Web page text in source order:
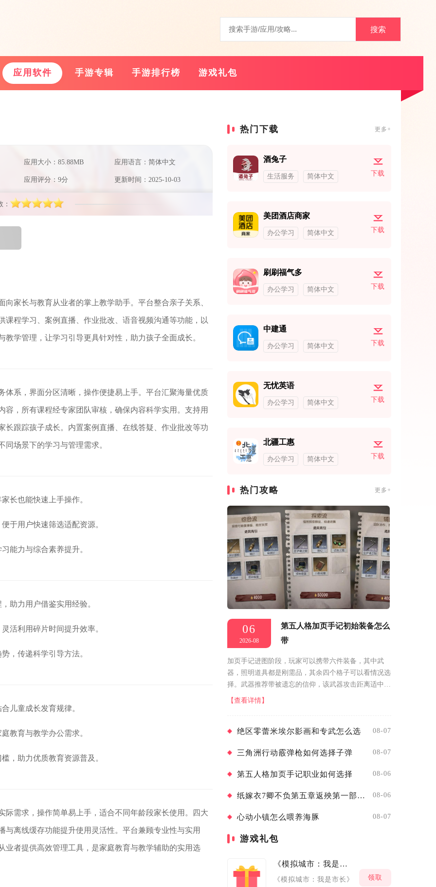
搜索
应用软件 手游专辑 手游排行榜 游戏礼包
应用大小：85.88MB 应用语言：简体中文
应用评分：9分 更新时间：2025-10-03
家长与教育从业者的掌上教学助手。平台整合亲子关系、
程学习、案例直播、作业批改、语音视频沟通等功能，以
学管理，让学习引导更具针对性，助力孩子全面成长。
体系，界面分区清晰，操作便捷易上手。平台汇聚海量优质
，所有课程经专家团队审核，确保内容科学实用。支持用
跟踪孩子成长。内置案例直播、在线答疑、作业批改等功
场景下的学习与管理需求。
长也能快速上手操作。
于用户快速筛选适配资源。
能力与综合素养提升。
助力用户借鉴实用经验。
活利用碎片时间提升效率。
，传递科学引导方法。
儿童成长发育规律。
教育与教学办公需求。
，助力优质教育资源普及。
际需求，操作简单易上手，适合不同年龄段家长使用。四大
离线缓存功能提升使用灵活性。平台兼顾专业性与实用
业者提供高效管理工具，是家庭教育与教学辅助的实用选
热门下载 更多+
酒兔子
生活服务 简体中文 下载
美团酒店商家
办公学习 简体中文 下载
刷刷福气多
办公学习 简体中文 下载
中建通
办公学习 简体中文 下载
无忧英语
办公学习 简体中文 下载
北疆工惠
办公学习 简体中文 下载
热门攻略 更多+
06
2026-08
第五人格加页手记初始装备怎么
带
加页手记进图阶段，玩家可以携带六件装备，其中武
器，照明道具都是刚需品，其余四个格子可以看情况选
择。武器推荐带被遗忘的信仰，该武器攻击距离适中，
蓄力冲刺具备位移与爆发，格挡机制可以抵消多数怪物
【查看详情】
绝区零蕾米埃尔影画和专武怎么选 08-07
三角洲行动霰弹枪如何选择子弹 08-07
第五人格加页手记职业如何选择 08-06
纸嫁衣7卿不负第五章返殃第一部分如何解谜 08-06
心动小镇怎么喂养海豚 08-07
游戏礼包
《模拟城市：我是市长》元旦礼包
《模拟城市：我是市长》
领取